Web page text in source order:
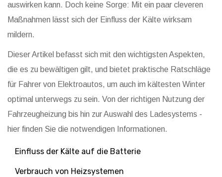
auswirken kann. Doch keine Sorge: Mit ein paar cleveren
Maßnahmen lässt sich der Einfluss der Kälte wirksam
mildern.
Dieser Artikel befasst sich mit den wichtigsten Aspekten,
die es zu bewältigen gilt, und bietet praktische Ratschläge
für Fahrer von Elektroautos, um auch im kältesten Winter
optimal unterwegs zu sein. Von der richtigen Nutzung der
Fahrzeugheizung bis hin zur Auswahl des Ladesystems -
hier finden Sie die notwendigen Informationen.
Einfluss der Kälte auf die Batterie
Verbrauch von Heizsystemen